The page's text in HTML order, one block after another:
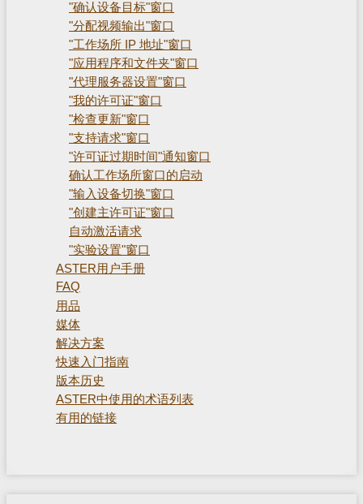
"确认设备目标"窗口
"分配视频输出"窗口
"工作场所 IP 地址"窗口
"应用程序和文件夹"窗口
"代理服务器设置"窗口
"我的许可证"窗口
"检查更新"窗口
"支持请求"窗口
"许可证过期时间"通知窗口
确认工作场所窗口的启动
"输入设备切换"窗口
"创建主许可证"窗口
自动激活请求
"实验设置"窗口
ASTER用户手册
FAQ
用品
媒体
解决方案
快速入门指南
版本历史
ASTER中使用的术语列表
有用的链接